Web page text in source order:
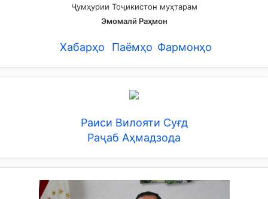
Ҷумҳурии Тоҷикистон муҳтарам
Эмомалӣ Раҳмон
Хабарҳо Паёмҳо Фармонҳо
Раиси Вилояти Суғд
Раҷаб Аҳмадзода